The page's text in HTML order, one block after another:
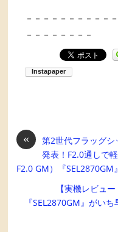
－－－－－－－－－－
－－－－－－－－
«
第2世代フラッグ
発表！F2.0通しで
F2.0 GM）『SEL2870GM
【実機レビュ
『SEL2870GM』がい